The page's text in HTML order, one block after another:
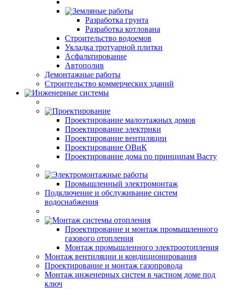
Земляные работы
Разработка грунта
Разработка котлована
Строительство водоемов
Укладка тротуарной плитки
Асфальтирование
Автополив
Демонтажные работы
Строительство коммерческих зданий
Инженерные системы
Проектирование
Проектирование малоэтажных домов
Проектирование электрики
Проектирование вентиляции
Проектирование ОВиК
Проектирование дома по принципам Васту
Электромонтажные работы
Промышленный электромонтаж
Подключение и обслуживание систем
водоснабжения
Монтаж системы отопления
Проектирование и монтаж промышленного
газового отопления
Монтаж промышленного электроотопления
Монтаж вентиляции и кондиционирования
Проектирование и монтаж газопровода
Монтаж инженерных систем в частном доме под
ключ